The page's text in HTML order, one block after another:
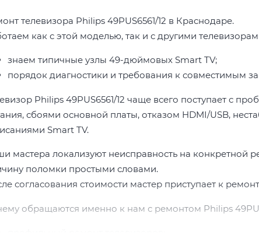
телевизора Philips 49PUS6561/12 в Краснодаре.
как с этой моделью, так и с другими
знаем типичные узлы 49-дюймовых Smart TV;
порядок диагностики и требования к совместимым
Philips 49PUS6561/12 чаще всего поступает с
сбоями основной платы, отказом HDMI/USB,
Smart TV.
мастера локализуют неисправность на конкретной
поломки простыми словами.
согласования стоимости мастер приступает к
обращаются именно к нам с ремонтом Philips